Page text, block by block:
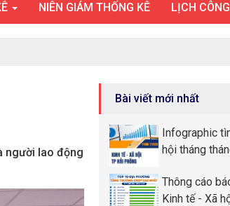
NIÊN GIÁM THỐNG KÊ LỊCH
người lao động
Bài viết mới nhất
Infographic
hội tháng
Thông cáo
Kinh tế - Xã